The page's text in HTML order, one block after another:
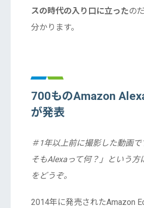
スの時代の入り口に立ったの
分かります。
700ものAmazon
が発表
＃1年以上前に撮影した動画
そもAlexaって何？」という方
をどうぞ。
2014年に発売されたAmazon